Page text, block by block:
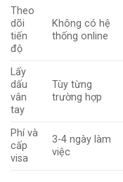
Theo
dõi
tiến
độ
Không có hệ
thống online
Lấy
dấu
vân
tay
Tùy từng
trường hợp
Phí và
cấp
visa
3-4 ngày làm
việc